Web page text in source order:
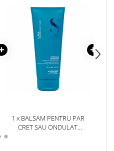
1 x BALSAM PENTRU PAR
CRET SAU ONDULAT